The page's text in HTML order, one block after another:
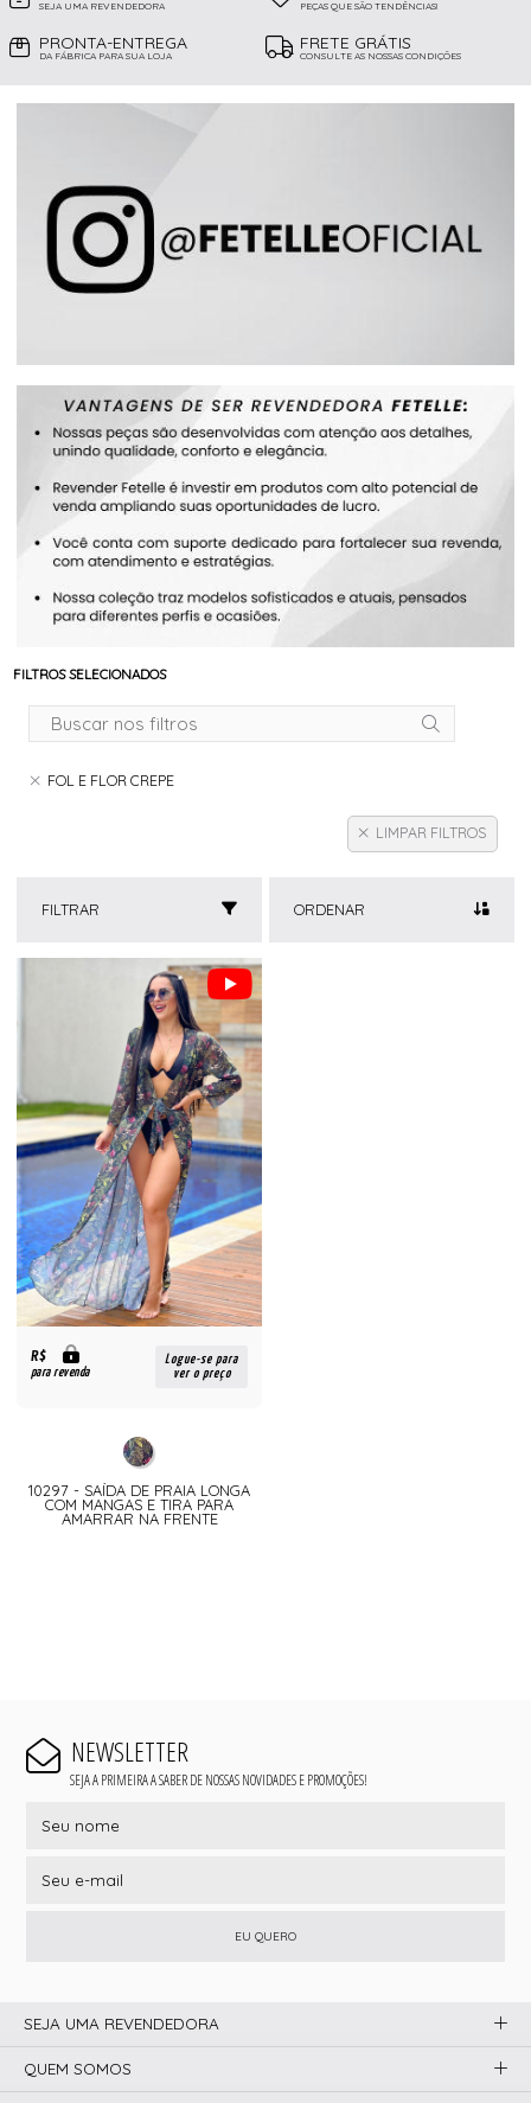
SEJA UMA REVENDEDORA PEÇAS QUE SÃO TENDÊNCIAS!
PRONTA-ENTREGA
DA FÁBRICA PARA SUA LOJA
FRETE GRÁTIS
CONSULTE AS NOSSAS CONDIÇÕES
FILTROS SELECIONADOS
FOL E FLOR CREPE
LIMPAR FILTROS
FILTRAR ORDENAR
R$
para revenda
Logue-se para
ver o preço
10297 - SAÍDA DE PRAIA LONGA
COM MANGAS E TIRA PARA
AMARRAR NA FRENTE
NEWSLETTER
SEJA A PRIMEIRA A SABER DE NOSSAS NOVIDADES E PROMOÇÕES!
EU QUERO
SEJA UMA REVENDEDORA
QUEM SOMOS